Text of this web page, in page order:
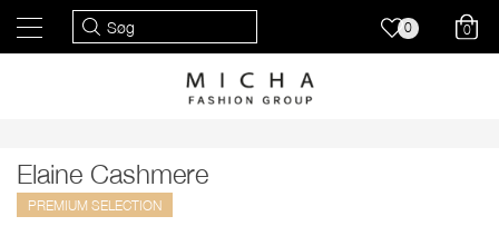
0 0
Elaine Cashmere
PREMIUM SELECTION